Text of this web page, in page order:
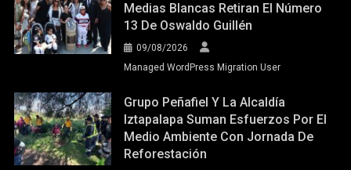
Medias Blancas Retiran El Número
13 De Oswaldo Guillén
09/08/2026
Managed WordPress Migration User
Grupo Peñafiel Y La Alcaldía
Iztapalapa Suman Esfuerzos Por El
Medio Ambiente Con Jornada De
Reforestación